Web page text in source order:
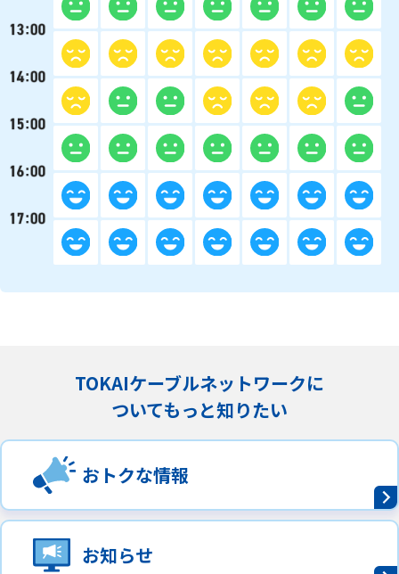
TOKAIケーブルネットワークに
ついてもっと知りたい
おトクな情報
お知らせ